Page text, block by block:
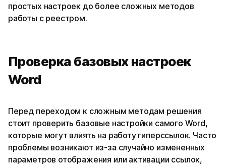
простых настроек до более сложных методов
работы с реестром.
Проверка базовых настроек
Word
Перед переходом к сложным методам решения
стоит проверить базовые настройки самого Word,
которые могут влиять на работу гиперссылок. Часто
проблемы возникают из-за случайно измененных
параметров отображения или активации ссылок,